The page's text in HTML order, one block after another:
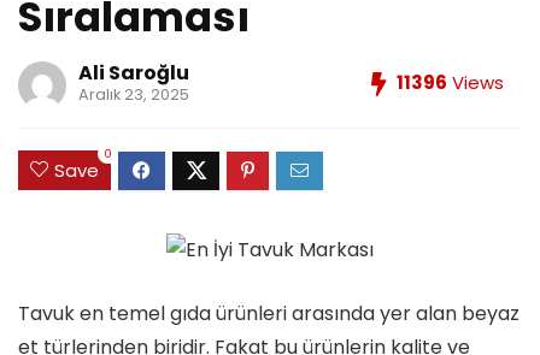
Sıralaması
Ali Saroğlu
Aralık 23, 2025 11396 Views
Save
0
Tavuk en temel gıda ürünleri arasında yer alan beyaz
et türlerinden biridir. Fakat bu ürünlerin kalite ve